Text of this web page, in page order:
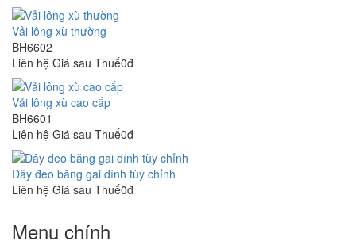
Vải lông xù thường
BH6602
Liên hệ Giá sau Thuế0đ
Vải lông xù cao cấp
BH6601
Liên hệ Giá sau Thuế0đ
Dây đeo băng gai dính tùy chỉnh
Liên hệ Giá sau Thuế0đ
Menu chính